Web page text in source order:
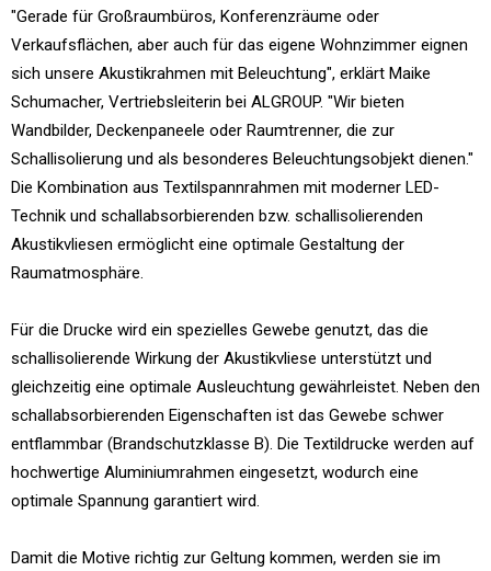
"Gerade für Großraumbüros, Konferenzräume oder
Verkaufsflächen, aber auch für das eigene Wohnzimmer eignen
sich unsere Akustikrahmen mit Beleuchtung", erklärt Maike
Schumacher, Vertriebsleiterin bei ALGROUP. "Wir bieten
Wandbilder, Deckenpaneele oder Raumtrenner, die zur
Schallisolierung und als besonderes Beleuchtungsobjekt dienen."
Die Kombination aus Textilspannrahmen mit moderner LED-
Technik und schallabsorbierenden bzw. schallisolierenden
Akustikvliesen ermöglicht eine optimale Gestaltung der
Raumatmosphäre.
Für die Drucke wird ein spezielles Gewebe genutzt, das die
schallisolierende Wirkung der Akustikvliese unterstützt und
gleichzeitig eine optimale Ausleuchtung gewährleistet. Neben den
schallabsorbierenden Eigenschaften ist das Gewebe schwer
entflammbar (Brandschutzklasse B). Die Textildrucke werden auf
hochwertige Aluminiumrahmen eingesetzt, wodurch eine
optimale Spannung garantiert wird.
Damit die Motive richtig zur Geltung kommen, werden sie im